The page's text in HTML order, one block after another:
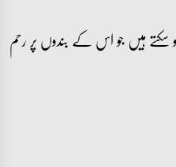
سکتے ہیں جو اس کے بندوں پر رحم